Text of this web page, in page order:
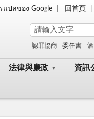
แปลของ Google 回首頁
認罪協商 委任書
法律與廉政 資訊